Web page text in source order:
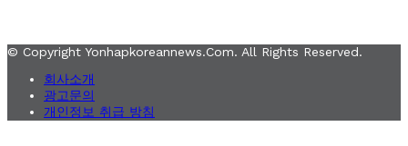
© Copyright Yonhapkoreannews.com. All Rights Reserved.
회사소개
광고문의
개인정보 취급 방침